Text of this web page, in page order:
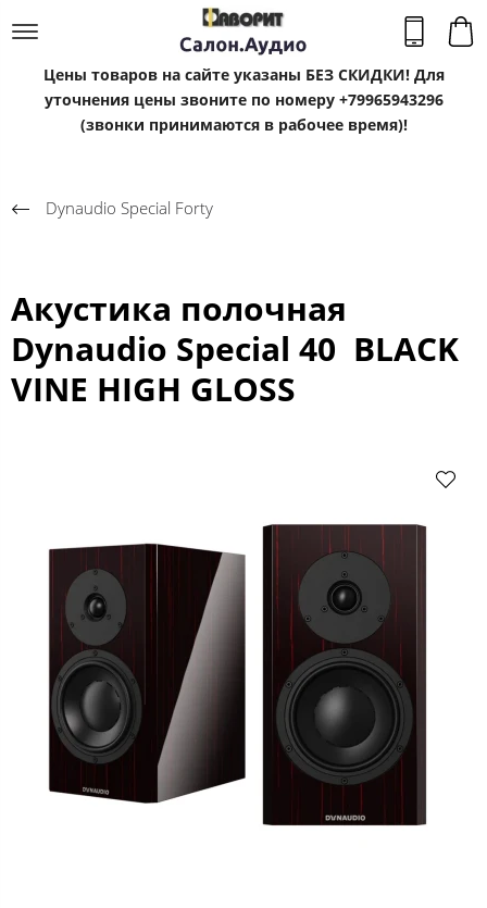
Цены товаров на сайте указаны БЕЗ СКИДКИ! Для
уточнения цены звоните по номеру +79965943296
(звонки принимаются в рабочее время)!
Dynaudio Special Forty
Акустика полочная
Dynaudio Special 40 BLACK
VINE HIGH GLOSS